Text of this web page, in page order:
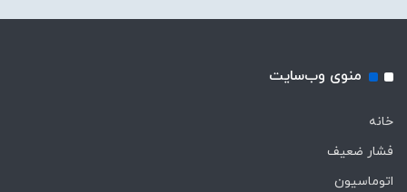
منوی وب‌سایت
خانه
فشار ضعیف
اتوماسیون